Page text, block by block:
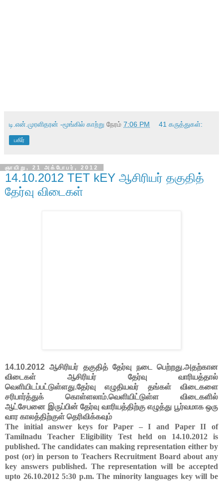
டி.என்.முரளிதரன் -மூங்கில் காற்று நேரம் 7:06 PM 41 கருத்துகள்:
பகிர்
ஞாயிறு, 21 அக்டோபர், 2012
14.10.2012 TET kEY ஆசிரியர் தகுதித்
தேர்வு விடைகள்
14.10.2012 ஆசிரியர் தகுதித் தேர்வு நடை பெற்றது.அதற்கான
விடைகள் ஆசிரியர் தேர்வு வாரியத்தால்
வெளியிடப்பட்டுள்ளது.தேர்வு எழுதியவர் தங்கள் விடைகளை
சரிபார்த்துக் கொள்ளலாம்.வெளியிட்டுள்ள விடைகளில்
ஆட்சேபனை இருப்பின் தேர்வு வாரியத்திற்கு எழுத்து பூர்வமாக ஒரு
வார காலத்திற்குள் தெரிவிக்கவும்
The initial answer keys for Paper – I and Paper II of
Tamilnadu Teacher Eligibility Test held on 14.10.2012 is
published. The candidates can making representation either by
post (or) in person to Teachers Recruitment Board about any
key answers published. The representation will be accepted
upto 26.10.2012 5:30 p.m. The minority languages key will be